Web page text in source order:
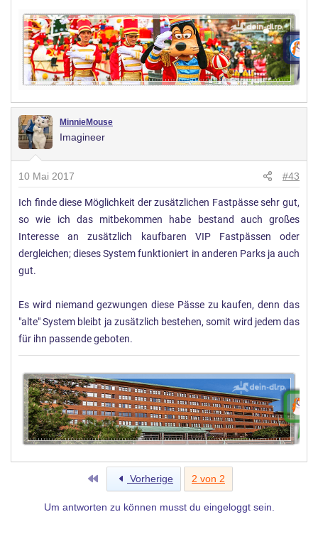
MinnieMouse
Imagineer
10 Mai 2017 #43
Ich finde diese Möglichkeit der zusätzlichen Fastpässe sehr gut,
so wie ich das mitbekommen habe bestand auch großes
Interesse an zusätzlich kaufbaren VIP Fastpässen oder
dergleichen; dieses System funktioniert in anderen Parks ja auch
gut.
Es wird niemand gezwungen diese Pässe zu kaufen, denn das
"alte" System bleibt ja zusätzlich bestehen, somit wird jedem das
für ihn passende geboten.
Erste Vorherige 2 von 2
Um antworten zu können musst du eingeloggt sein.